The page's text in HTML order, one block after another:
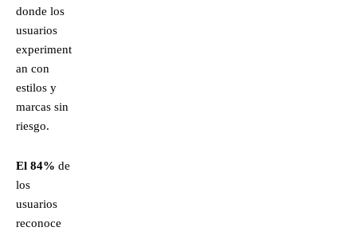
donde los
usuarios
experiment
an con
estilos y
marcas sin
riesgo.
El 84% de
los
usuarios
reconoce